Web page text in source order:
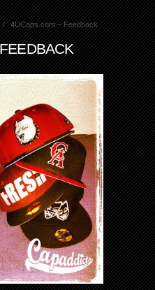
4UCaps.com – Feedback